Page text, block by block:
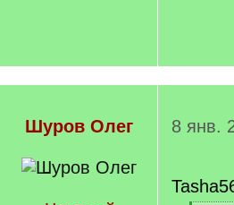
Шуров Олег 8 янв.